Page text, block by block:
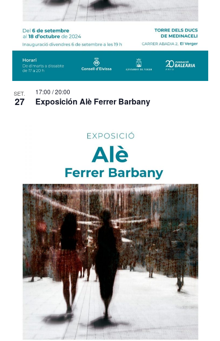
SET.
27 Exposición Alè Ferrer Barbany
17:00 / 20:00